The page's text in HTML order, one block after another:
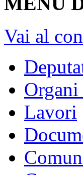
Vai al
Organi
Lavori